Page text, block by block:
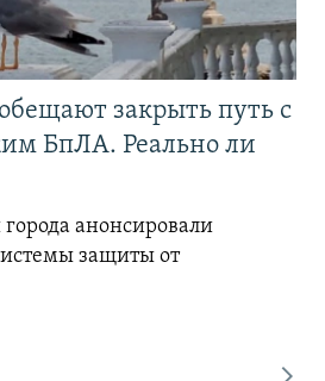
закрыть путь с
БпЛА. Реально ли
города анонсировали
защиты от